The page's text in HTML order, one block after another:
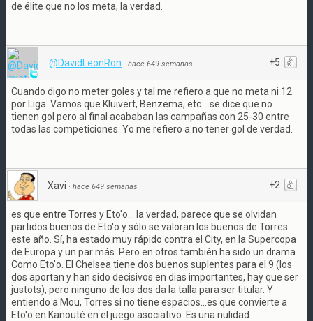
de élite que no los meta, la verdad.
+5
@DavidLeonRon · hace 649 semanas
Cuando digo no meter goles y tal me refiero a que no meta ni 12
por Liga. Vamos que Kluivert, Benzema, etc... se dice que no
tienen gol pero al final acababan las campañas con 25-30 entre
todas las competiciones. Yo me refiero a no tener gol de verdad.
+2
Xavi · hace 649 semanas
es que entre Torres y Eto'o... la verdad, parece que se olvidan
partidos buenos de Eto'o y sólo se valoran los buenos de Torres
este año. Sí, ha estado muy rápido contra el City, en la Supercopa
de Europa y un par más. Pero en otros también ha sido un drama.
Como Eto'o. El Chelsea tiene dos buenos suplentes para el 9 (los
dos aportan y han sido decisivos en dias importantes, hay que ser
justots), pero ninguno de los dos da la talla para ser titular. Y
entiendo a Mou, Torres si no tiene espacios...es que convierte a
Eto'o en Kanouté en el juego asociativo. Es una nulidad.